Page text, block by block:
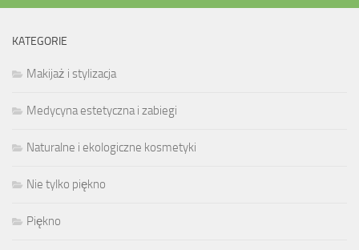
KATEGORIE
Makijaż i stylizacja
Medycyna estetyczna i zabiegi
Naturalne i ekologiczne kosmetyki
Nie tylko piękno
Piękno